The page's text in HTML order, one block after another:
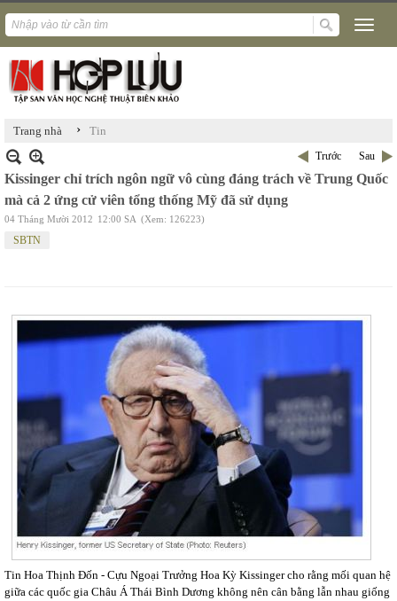
Trang nhà › Tin
Trước Sau
Kissinger chỉ trích ngôn ngữ vô cùng đáng trách về Trung Quốc
mà cả 2 ứng cử viên tổng thống Mỹ đã sử dụng
04 Tháng Mười 2012 12:00 SA (Xem: 126223)
SBTN
Tin Hoa Thịnh Đốn - Cựu Ngoại Trưởng Hoa Kỳ Kissinger cho rằng mối quan hệ
giữa các quốc gia Châu Á Thái Bình Dương không nên cân bằng lẫn nhau giống